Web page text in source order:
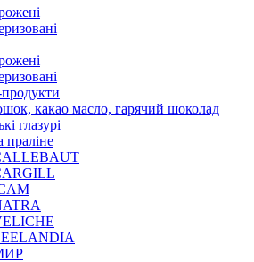
какао масло, гарячий шоколад
глазурі
праліне